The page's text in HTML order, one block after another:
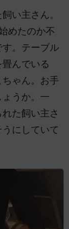
い主さん。
めたのか不
。テーブル
んでいる
ゃん。お手
うか。一
た飼い主さ
にしていて